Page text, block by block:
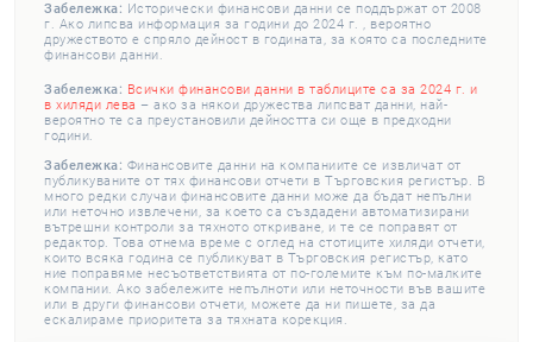
Забележка: Исторически финансови данни се поддържат от 2008
г. Ако липсва информация за години до 2024 г. , вероятно
дружеството е спряло дейност в годината, за която са последните
финансови данни.
Забележка: Всички финансови данни в таблиците са за 2024 г. и
в хиляди лева – ако за някои дружества липсват данни, най-
вероятно те са преустановили дейността си още в предходни
години.
Забележка: Финансовите данни на компаниите се извличат от
публикуваните от тях финансови отчети в Търговския регистър. В
много редки случаи финансовите данни може да бъдат непълни
или неточно извлечени, за което са създадени автоматизирани
вътрешни контроли за тяхното откриване, и те се поправят от
редактор. Това отнема време с оглед на стотиците хиляди отчети,
които всяка година се публикуват в Търговския регистър, като
ние поправяме несъответствията от по-големите към по-малките
компании. Ако забележите непълноти или неточности във вашите
или в други финансови отчети, можете да ни пишете, за да
ескалираме приоритета за тяхната корекция.